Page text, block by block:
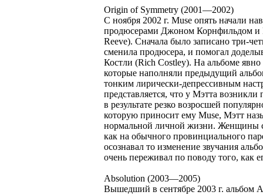
Origin of Symmetry (2001—2002)
С ноября 2002 г. Muse опять начали
продюсерами Джоном Корнфильдом и
Reeve). Сначала было записано три-
сменила продюсера, и помогал
Костли (Rich Costley). На альбоме
которые наполняли предыдущий
тонким лирически-депрессивным
представляется, что у Мэтта
в результате резко возросшей
которую приносит ему Muse, Мэтт
нормальной личной жизни. Женщины
как на обычного провинциального
осознавал то изменение звучания
очень переживал по поводу того, как
Absolution (2003—2005)
Вышедший в сентябре 2003 г. альбом